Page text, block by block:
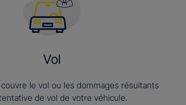
Vol
le vol ou les dommages résultants
de vol de votre véhicule.